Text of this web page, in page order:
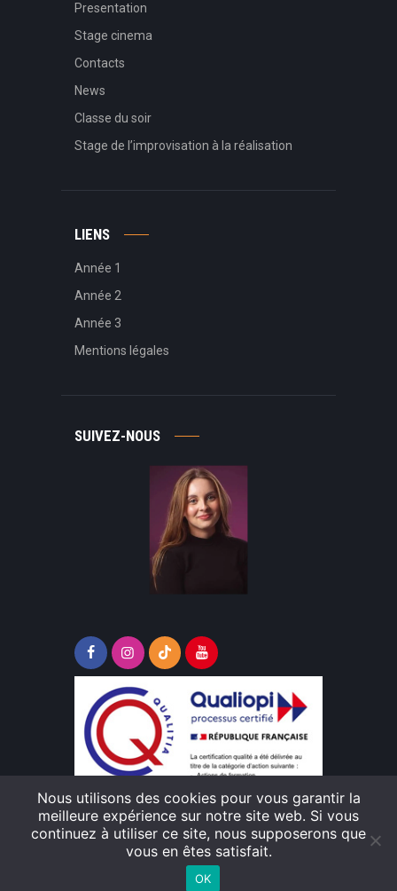
Presentation
Stage cinema
Contacts
News
Classe du soir
Stage de l’improvisation à la réalisation
LIENS
Année 1
Année 2
Année 3
Mentions légales
SUIVEZ-NOUS
Télécharger le lien pour consulter le
certificat de conformité Qualiopi
Nous utilisons des cookies pour vous garantir la
meilleure expérience sur notre site web. Si vous
continuez à utiliser ce site, nous supposerons que
vous en êtes satisfait.
OK